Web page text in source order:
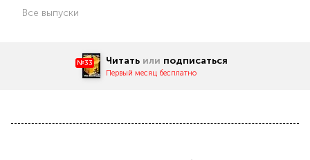
Все выпуски
№33 Читать или подписаться
Первый месяц бесплатно